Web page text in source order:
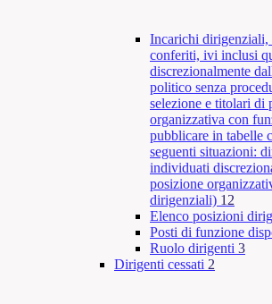
Incarichi dirigenziali,
conferiti, ivi inclusi
discrezionalmente
politico senza
selezione e titolari di
organizzativa con
pubblicare in tabelle
seguenti situazioni:
individuati
posizione
dirigenziali) 12
Elenco posizioni
Posti di funzione
Ruolo dirigenti 3
Dirigenti cessati 2